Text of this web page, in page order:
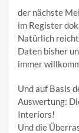
der nächste
im Register
Natürlich
Daten bisher
immer
Und auf Basis
Auswertung:
Interiors!
Und die